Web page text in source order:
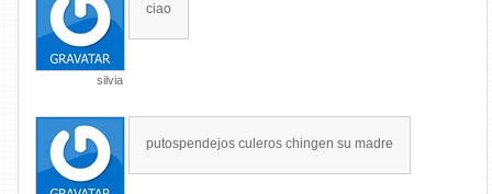
silvia
ciao
putospendejos culeros chingen su madre